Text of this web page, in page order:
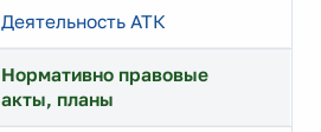
Деятельность АТК
Нормативно правовые
акты, планы